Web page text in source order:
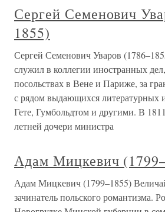
Сергей Семенович
1855)
Сергей Семенович Уваров
служил в коллегии иностранных
посольствах в Вене и Париже, за
с рядом выдающихся литературных
Гете, Гумбольдтом и другими. В
летней дочери министра
Адам Мицкевич
Адам Мицкевич (1799–1855)
зачинатель польского романтизма.